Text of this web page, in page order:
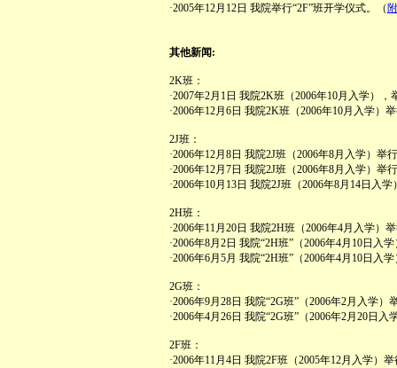
·2005年12月12日 我院举行“2F”班开学仪式。（
其他新闻:
2K班：
·2007年2月1日 我院2K班（2006年10月入学）
·2006年12月6日 我院2K班（2006年10月入学）
2J班：
·2006年12月8日 我院2J班（2006年8月入学）举
·2006年12月7日 我院2J班（2006年8月入学）举
·2006年10月13日 我院2J班（2006年8月14日入
2H班：
·2006年11月20日 我院2H班（2006年4月入学）
·2006年8月2日 我院“2H班”（2006年4月10日入
·2006年6月5月 我院“2H班”（2006年4月10日入
2G班：
·2006年9月28日 我院“2G班”（2006年2月入学
·2006年4月26日 我院“2G班”（2006年2月20日
2F班：
·2006年11月4日 我院2F班（2005年12月入学）